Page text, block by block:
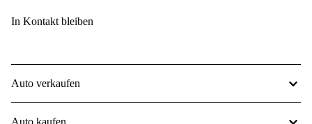
In Kontakt bleiben
Auto verkaufen
Auto kaufen